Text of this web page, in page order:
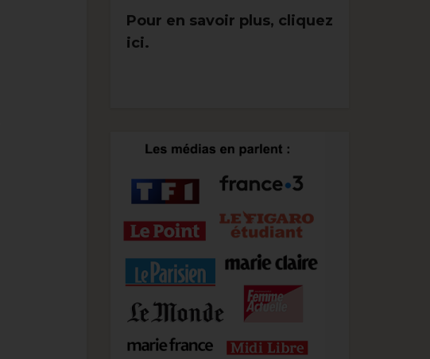
Pour en savoir plus, cliquez
ici.